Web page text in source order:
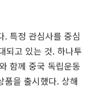
. 특정 관심사를 중심
되고 있는 것. 하나투
함께 중국 독립운동
품을 출시했다. 상해